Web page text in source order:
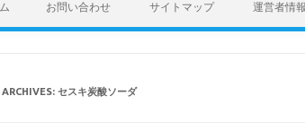
お問い合わせ サイトマップ 運営者情
ARCHIVES: セスキ炭酸ソーダ